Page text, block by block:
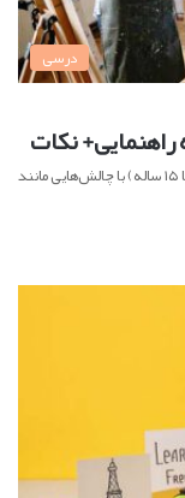
درسی
تدریس درس هنر در دوره راهنمایی (برای دانش‌آموزان ۱۲ تا ۱۵ ساله) با چالش‌هایی مانند